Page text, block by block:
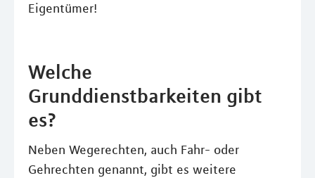
Eigentümer!
Welche
Grunddienstbarkeiten gibt
es?
Neben Wegerechten, auch Fahr- oder
Gehrechten genannt, gibt es weitere